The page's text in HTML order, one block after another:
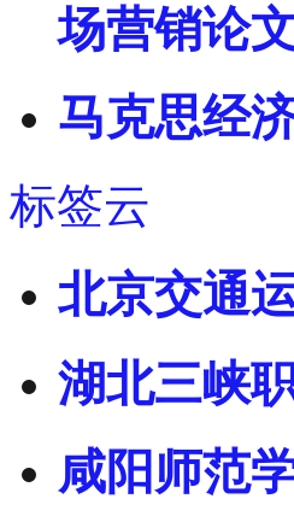
场营销论
马克思经
标签云
北京交通
湖北三峡
咸阳师范